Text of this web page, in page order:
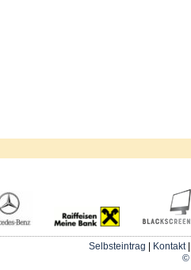
Selbsteintrag Kontakt
©